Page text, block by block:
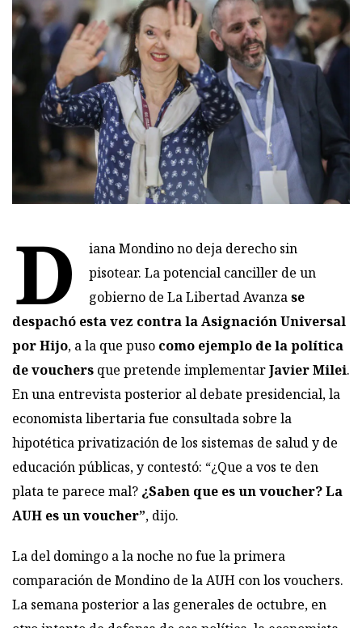
D
iana Mondino no deja derecho sin
pisotear. La potencial canciller de un
gobierno de La Libertad Avanzase
despachó esta vez contra la Asignación Universal
por Hijo, a la que puso como ejemplo de la política
de vouchers que pretende implementarJavier Milei.
En una entrevista posterior al debate presidencial, la
economista libertaria fue consultada sobre la
hipotética privatización de los sistemas de salud y de
educación públicas, y contestó: “¿Que a vos te den
plata te parece mal? ¿Saben que es un voucher? La
AUH es un voucher”, dijo.
La del domingo a la noche no fue la primera
comparación de Mondino de la AUH con los vouchers.
La semana posterior a las generales de octubre, en